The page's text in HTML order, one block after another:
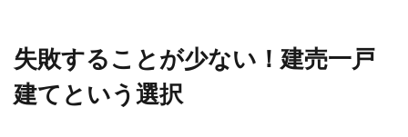
失敗することが少ない！建売一戸
建てという選択